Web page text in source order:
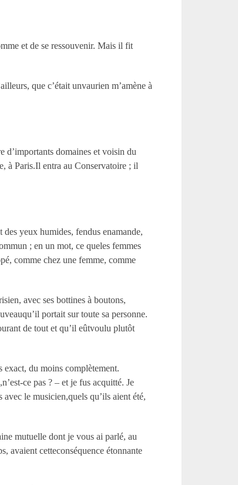
et de se ressouvenir. Mais il fit
que c’était unvaurien m’amène à
d’importants domaines et voisin du
à Paris.Il entra au Conservatoire ; il
yeux humides, fendus enamande,
; en un mot, ce queles femmes
comme chez une femme, comme
avec ses bottines à boutons,
portait sur toute sa personne.
de tout et qu’il eûtvoulu plutôt
exact, du moins complètement.
ce pas ? – et je fus acquitté. Je
le musicien,quels qu’ils aient été,
mutuelle dont je vous ai parlé, au
avaient cetteconséquence étonnante